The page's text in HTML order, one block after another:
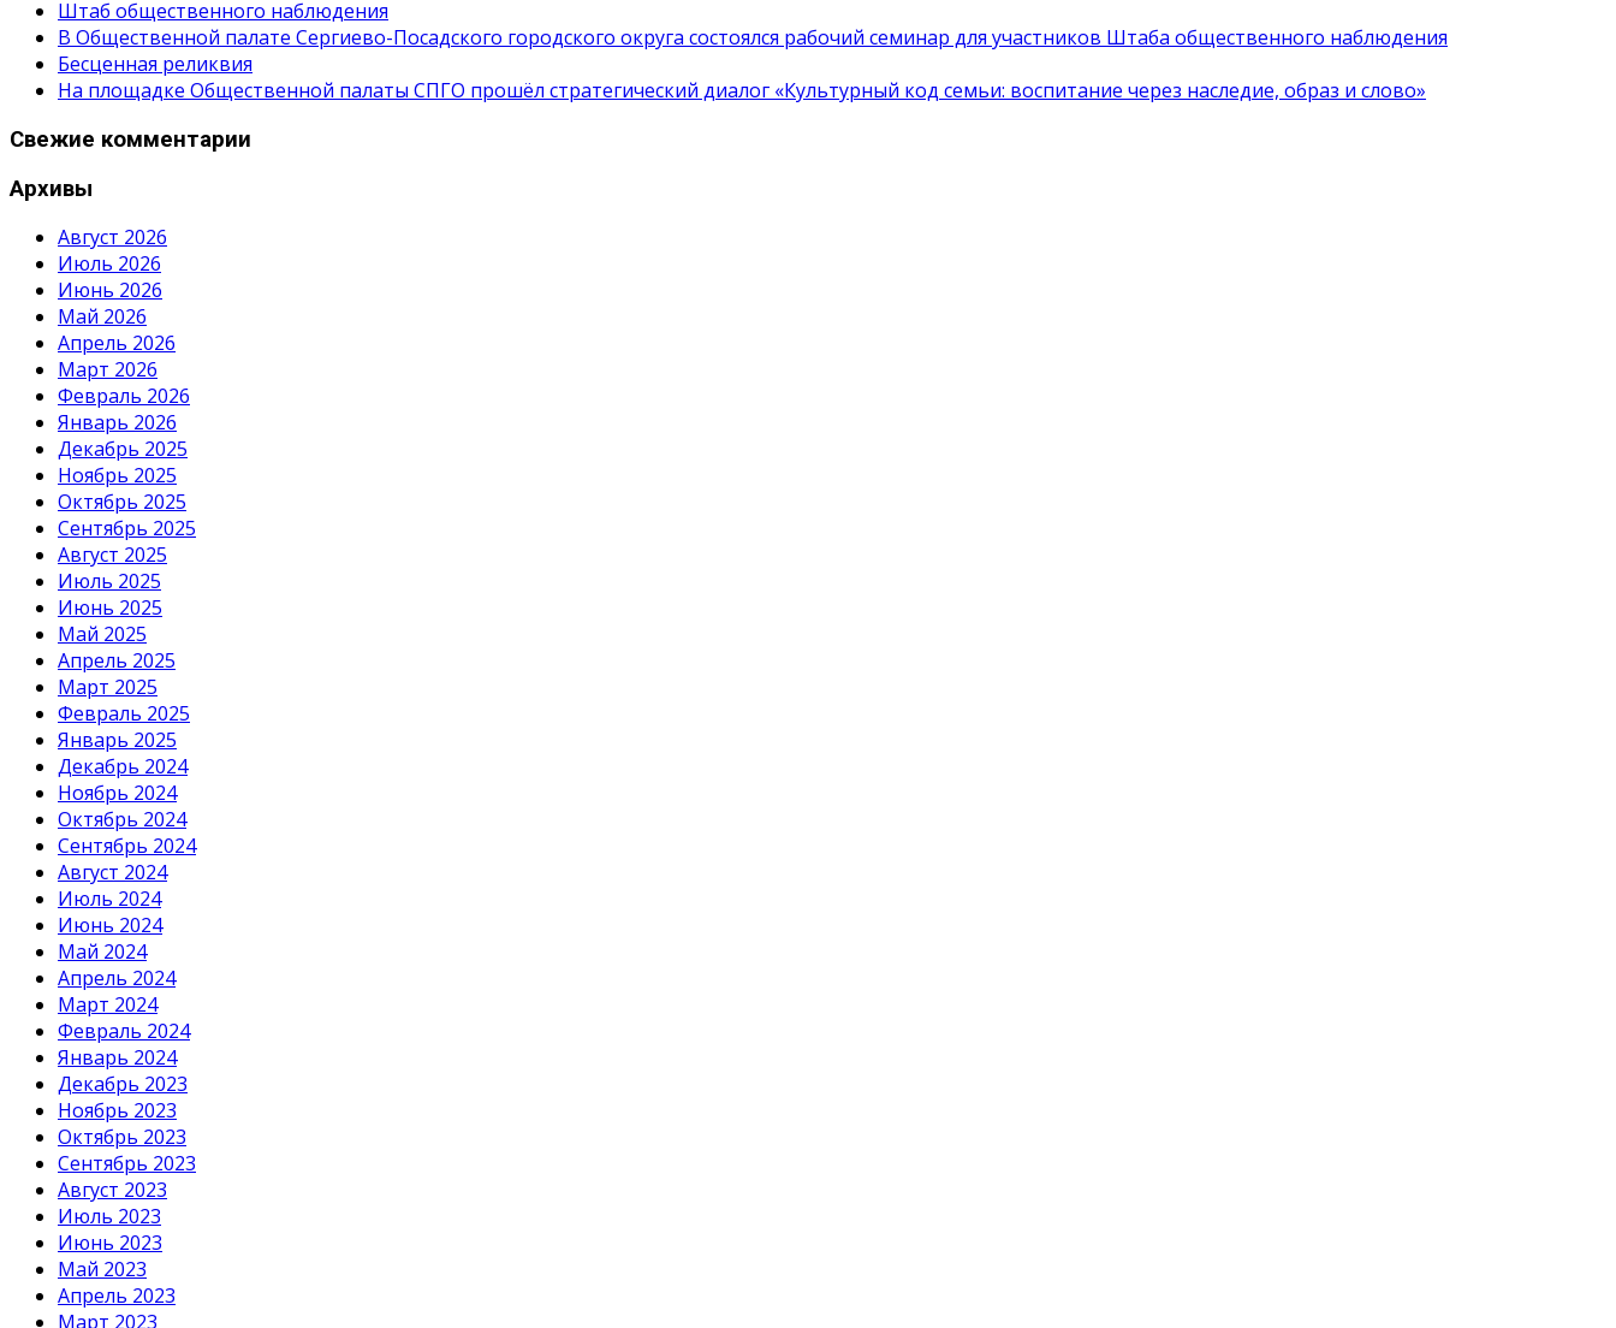
Штаб общественного наблюдения
В Общественной палате Сергиево-Посадского городского округа состоялся рабочий семинар для участников Штаба общественного наблюдения
Бесценная реликвия
На площадке Общественной палаты СПГО прошёл стратегический диалог «Культурный код семьи: воспитание через наследие, образ и слово»
Свежие комментарии
Архивы
Август 2026
Июль 2026
Июнь 2026
Май 2026
Апрель 2026
Март 2026
Февраль 2026
Январь 2026
Декабрь 2025
Ноябрь 2025
Октябрь 2025
Сентябрь 2025
Август 2025
Июль 2025
Июнь 2025
Май 2025
Апрель 2025
Март 2025
Февраль 2025
Январь 2025
Декабрь 2024
Ноябрь 2024
Октябрь 2024
Сентябрь 2024
Август 2024
Июль 2024
Июнь 2024
Май 2024
Апрель 2024
Март 2024
Февраль 2024
Январь 2024
Декабрь 2023
Ноябрь 2023
Октябрь 2023
Сентябрь 2023
Август 2023
Июль 2023
Июнь 2023
Май 2023
Апрель 2023
Март 2023